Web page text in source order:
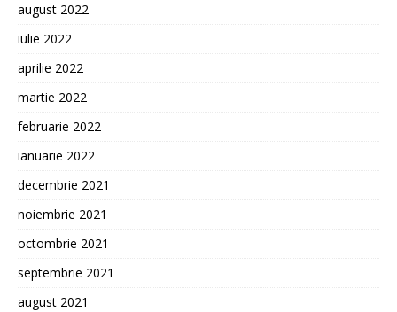
august 2022
iulie 2022
aprilie 2022
martie 2022
februarie 2022
ianuarie 2022
decembrie 2021
noiembrie 2021
octombrie 2021
septembrie 2021
august 2021